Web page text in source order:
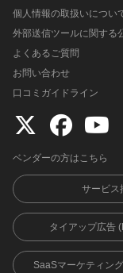
個人情報の取扱いについ
外部送信ツールに関する
よくあるご質問
お問い合わせ
口コミガイドライン
ベンダーの方はこちら
サービス
タイアップ広告
SaaSマーケティン